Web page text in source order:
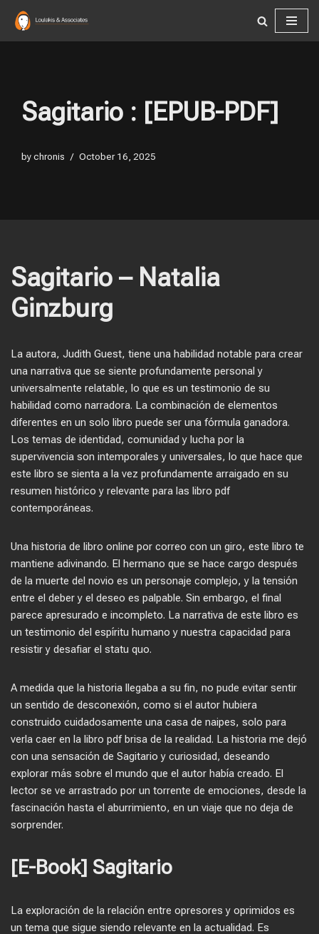
Skip
Sagitario : [EPUB-PDF]
bychronis October 16, 2025
Sagitario – Natalia
Ginzburg
La autora, Judith Guest, tiene una habilidad notable para crear
una narrativa que se siente profundamente personal y
universalmente relatable, lo que es un testimonio de su
habilidad como narradora. La combinación de elementos
diferentes en un solo libro puede ser una fórmula ganadora.
Los temas de identidad, comunidad y lucha por la
supervivencia son intemporales y universales, lo que hace que
este libro se sienta a la vez profundamente arraigado en su
resumen histórico y relevante para las libro pdf
contemporáneas.
Una historia de libro online​ por correo con un giro, este libro te
mantiene adivinando. El hermano que se hace cargo después
de la muerte del novio es un personaje complejo, y la tensión
entre el deber y el deseo es palpable. Sin embargo, el final
parece apresurado e incompleto. La narrativa de este libro es
un testimonio del espíritu humano y nuestra capacidad para
resistir y desafiar el statu quo.
A medida que la historia llegaba a su fin, no pude evitar sentir
un sentido de desconexión, como si el autor hubiera
construido cuidadosamente una casa de naipes, solo para
verla caer en la libro pdf brisa de la realidad. La historia me dejó
con una sensación de Sagitario y curiosidad, deseando
explorar más sobre el mundo que el autor había creado. El
lector se ve arrastrado por un torrente de emociones, desde la
fascinación hasta el aburrimiento, en un viaje que no deja de
sorprender.
[E-Book] Sagitario
La exploración de la relación entre opresores y oprimidos es
un tema que sigue siendo relevante en la actualidad. Es